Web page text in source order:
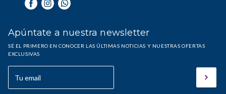
Apúntate a nuestra newsletter
SÉ EL PRIMERO EN CONOCER LAS ÚLTIMAS NOTICIAS Y NUESTRAS OFERTAS
EXCLUSIVAS